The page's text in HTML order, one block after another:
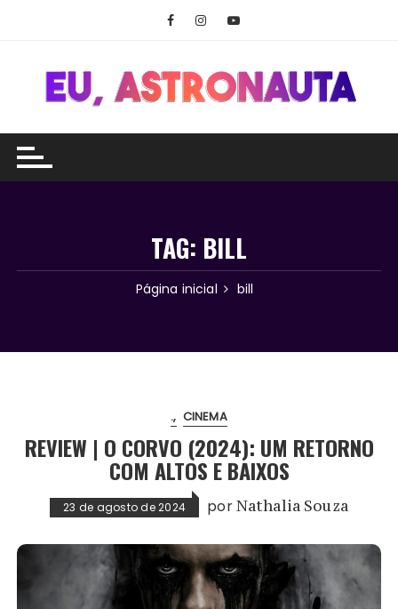
conteúdo
TAG: BILL
Página inicial bill
. CINEMA
REVIEW | O CORVO (2024): UM RETORNO
COM ALTOS E BAIXOS
23 de agosto de 2024 porNathalia Souza